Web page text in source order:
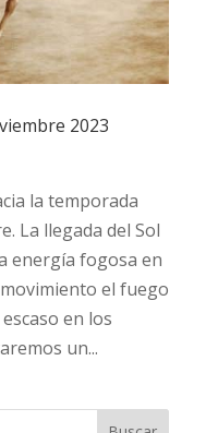
2023
la temporada
La llegada del Sol
energía fogosa en
el fuego
en los
un...